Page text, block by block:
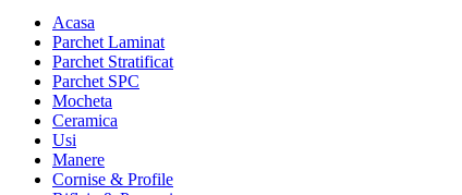
Acasa
Parchet Laminat
Parchet Stratificat
Parchet SPC
Mocheta
Ceramica
Usi
Manere
Cornise & Profile